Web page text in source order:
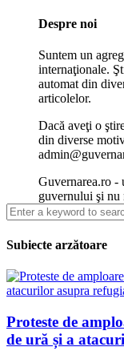
Despre noi
Suntem un
internaţionale.
automat din
articolelor.
Dacă aveţi o
din diverse
Guvernarea.ro -
guvernului şi nu
Subiecte arzătoare
Proteste de
de ură și a